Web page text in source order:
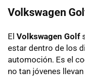
Volkswagen
El Volkswagen Golf
estar dentro de los
automoción. Es el
no tan jóvenes